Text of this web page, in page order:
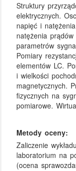
Struktury
elektrycznych.
napięć i
natężenia
parametrów
Pomiary
elementów LC.
i wielkości
magnetycznych.
fizycznych na
pomiarowe.
Metody oceny:
Zaliczenie
laboratorium na
(ocena